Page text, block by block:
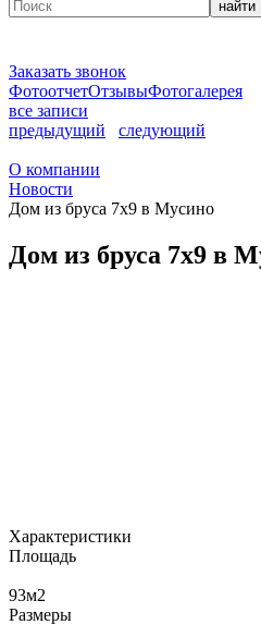
найти
Заказать звонок
ФотоотчетОтзывыФотогалерея
все записи
предыдущий
следующий
О компании
Новости
Дом из бруса 7х9 в Мусино
Дом из бруса 7х9 в
Характеристики
Площадь
93м2
Размеры